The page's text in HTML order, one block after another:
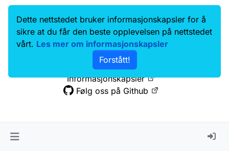
Data.norge.no
Kontakt oss
Samtykke og brukervilkår
Tilgjengelighetserklæring
Personvernerklæring
Informasjonskapsler
Følg oss på Github
Dette nettstedet bruker informasjonskapsler for å
sikre at du får den beste opplevelsen på nettstedet
vårt. Les mer om informasjonskapsler
Forstått!